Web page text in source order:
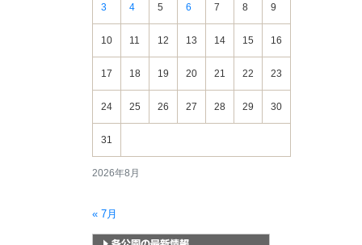
2026年8月
3 4 5 6 7 8 9
10 11 12 13 14 15 16
17 18 19 20 21 22 23
24 25 26 27 28 29 30
31
« 7月